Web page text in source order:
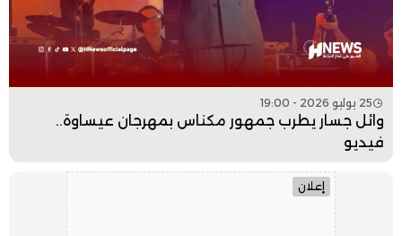
25 يوليو 2026 - 19:00
وائل جسار يطرب جمهور مكناس بمهرجان عيساوة..
فيديو
إعلان